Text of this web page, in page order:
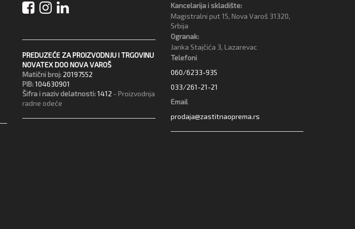
PREDUZEĆE ZA PROIZVODNJU I TRGOVINU
NOVATEX DOO NOVA VAROŠ
Matični broj: 20197552
PIB:104630901
Šifra i naziv delatnosti:1412 - Proizvodnja
radne odeće
Kancelarija i skladište:
Magistralni put 15, Nova Varoš 31320,
Srbija
Ogranak:
Janka Stajčića 3, Lazarevac
Telefoni
060/6233-935
033/261-21-21
Email
prodaja@zastitnaoprema.rs